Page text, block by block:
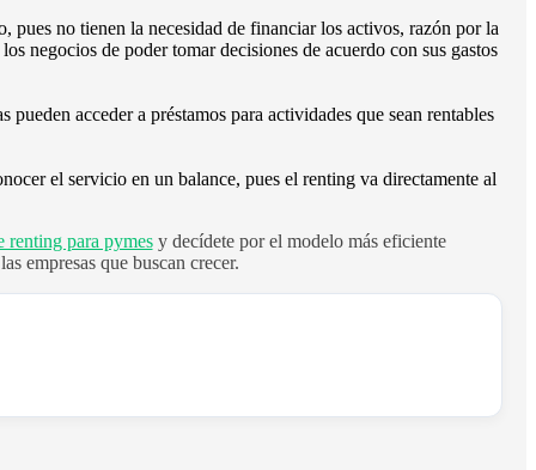
pues no tienen la necesidad de financiar los activos, razón por la
negocios de poder tomar decisiones de acuerdo con sus gastos
acceder a préstamos para actividades que sean rentables
el servicio en un balance, pues el renting va directamente al
renting para pymesy decídete por el modelo más eficiente
empresas que buscan crecer.